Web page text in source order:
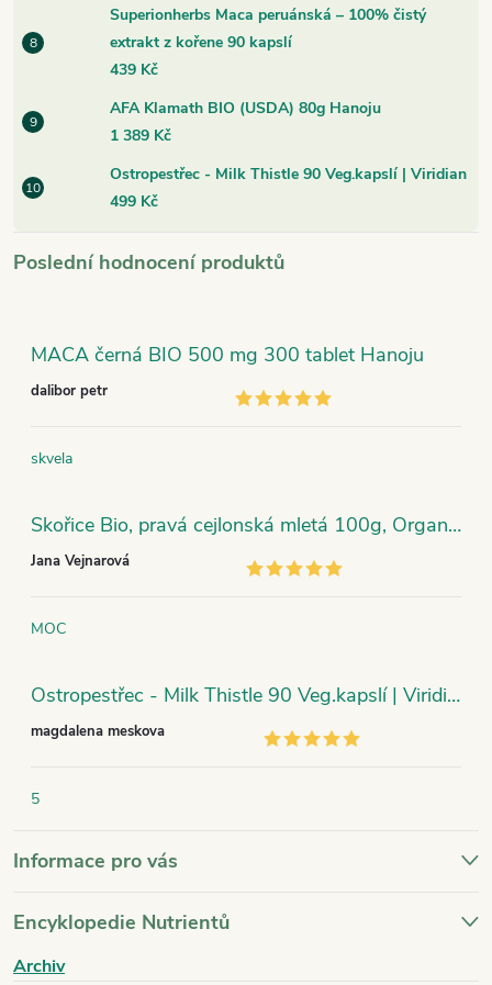
Superionherbs Maca peruánská – 100% čistý
extrakt z kořene 90 kapslí
439 Kč
AFA Klamath BIO (USDA) 80g Hanoju
1 389 Kč
Ostropestřec - Milk Thistle 90 Veg.kapslí | Viridian
499 Kč
Poslední hodnocení produktů
MACA černá BIO 500 mg 300 tablet Hanoju
dalibor petr
skvela
Skořice Bio, pravá cejlonská mletá 100g, Organic India
Jana Vejnarová
MOC
Ostropestřec - Milk Thistle 90 Veg.kapslí | Viridian
magdalena meskova
5
Informace pro vás
Encyklopedie Nutrientů
Archiv